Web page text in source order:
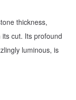
thickness,
cut. Its profound
luminous, is